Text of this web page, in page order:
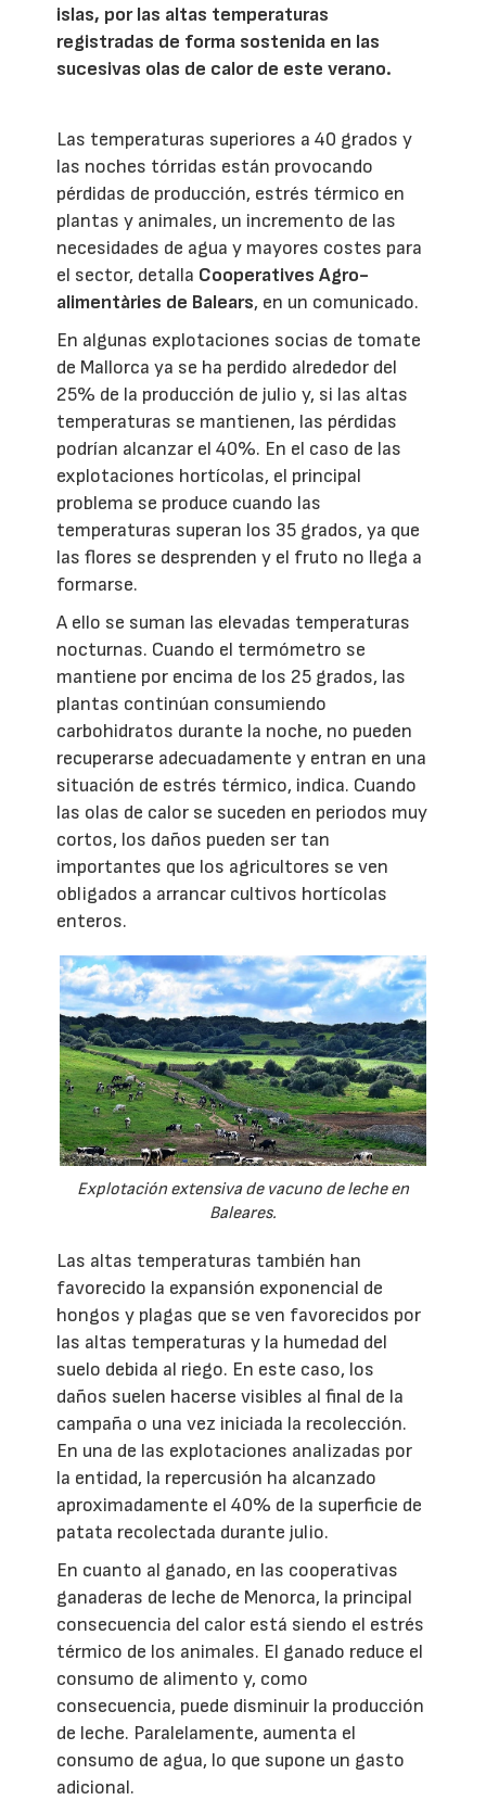
islas, por las altas temperaturas
registradas de forma sostenida en las
sucesivas olas de calor de este verano.
Las temperaturas superiores a 40 grados y
las noches tórridas están provocando
pérdidas de producción, estrés térmico en
plantas y animales, un incremento de las
necesidades de agua y mayores costes para
el sector, detalla Cooperatives Agro-
alimentàries de Balears, en un comunicado.
En algunas explotaciones socias de tomate
de Mallorca ya se ha perdido alrededor del
25% de la producción de julio y, si las altas
temperaturas se mantienen, las pérdidas
podrían alcanzar el 40%. En el caso de las
explotaciones hortícolas, el principal
problema se produce cuando las
temperaturas superan los 35 grados, ya que
las flores se desprenden y el fruto no llega a
formarse.
A ello se suman las elevadas temperaturas
nocturnas. Cuando el termómetro se
mantiene por encima de los 25 grados, las
plantas continúan consumiendo
carbohidratos durante la noche, no pueden
recuperarse adecuadamente y entran en una
situación de estrés térmico, indica. Cuando
las olas de calor se suceden en periodos muy
cortos, los daños pueden ser tan
importantes que los agricultores se ven
obligados a arrancar cultivos hortícolas
enteros.
Explotación extensiva de vacuno de leche en
Baleares.
Las altas temperaturas también han
favorecido la expansión exponencial de
hongos y plagas que se ven favorecidos por
las altas temperaturas y la humedad del
suelo debida al riego. En este caso, los
daños suelen hacerse visibles al final de la
campaña o una vez iniciada la recolección.
En una de las explotaciones analizadas por
la entidad, la repercusión ha alcanzado
aproximadamente el 40% de la superficie de
patata recolectada durante julio.
En cuanto al ganado, en las cooperativas
ganaderas de leche de Menorca, la principal
consecuencia del calor está siendo el estrés
térmico de los animales. El ganado reduce el
consumo de alimento y, como
consecuencia, puede disminuir la producción
de leche. Paralelamente, aumenta el
consumo de agua, lo que supone un gasto
adicional.